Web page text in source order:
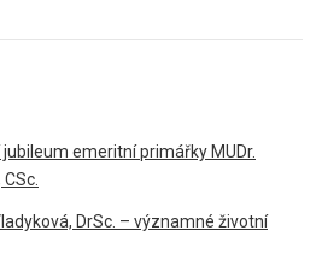
emeritní primářky MUDr.
DrSc. – významné životní